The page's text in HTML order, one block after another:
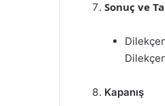
Sonuç ve
Kapanış